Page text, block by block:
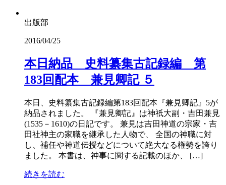
出版部
2016/04/25
本日納品 史料纂集古記録編 第
183回配本 兼見卿記 ５
本日、史料纂集古記録編第183回配本『兼見卿記』5が
納品されました。 『兼見卿記』は神祇大副・吉田兼見
(1535－1610)の日記です。 兼見は吉田神道の宗家・吉
田社神主の家職を継承した人物で、 全国の神職に対
し、補任や神道伝授などについて絶大なる権勢を誇り
ました。 本書は、神事に関する記載のほか、 […]
続きを読む